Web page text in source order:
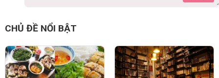
CHỦ ĐỀ NỔI BẬT